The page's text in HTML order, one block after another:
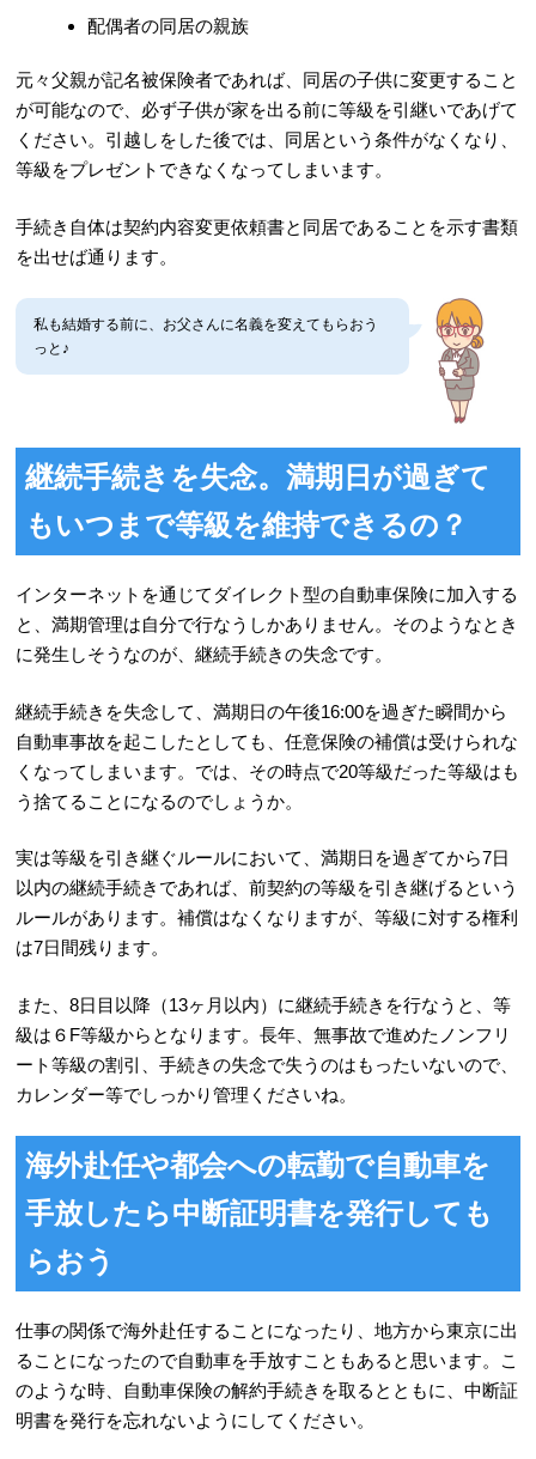
配偶者の同居の親族
元々父親が記名被保険者であれば、同居の子供に変更すること
が可能なので、必ず子供が家を出る前に等級を引継いであげて
ください。引越しをした後では、同居という条件がなくなり、
等級をプレゼントできなくなってしまいます。
手続き自体は契約内容変更依頼書と同居であることを示す書類
を出せば通ります。
私も結婚する前に、お父さんに名義を変えてもらおう
っと♪
継続手続きを失念。満期日が過ぎて
もいつまで等級を維持できるの？
インターネットを通じてダイレクト型の自動車保険に加入する
と、満期管理は自分で行なうしかありません。そのようなとき
に発生しそうなのが、継続手続きの失念です。
継続手続きを失念して、満期日の午後16:00を過ぎた瞬間から
自動車事故を起こしたとしても、任意保険の補償は受けられな
くなってしまいます。では、その時点で20等級だった等級はも
う捨てることになるのでしょうか。
実は等級を引き継ぐルールにおいて、満期日を過ぎてから7日
以内の継続手続きであれば、前契約の等級を引き継げるという
ルールがあります。補償はなくなりますが、等級に対する権利
は7日間残ります。
また、8日目以降（13ヶ月以内）に継続手続きを行なうと、等
級は６F等級からとなります。長年、無事故で進めたノンフリ
ート等級の割引、手続きの失念で失うのはもったいないので、
カレンダー等でしっかり管理くださいね。
海外赴任や都会への転勤で自動車を
手放したら中断証明書を発行しても
らおう
仕事の関係で海外赴任することになったり、地方から東京に出
ることになったので自動車を手放すこともあると思います。こ
のような時、自動車保険の解約手続きを取るとともに、中断証
明書を発行を忘れないようにしてください。